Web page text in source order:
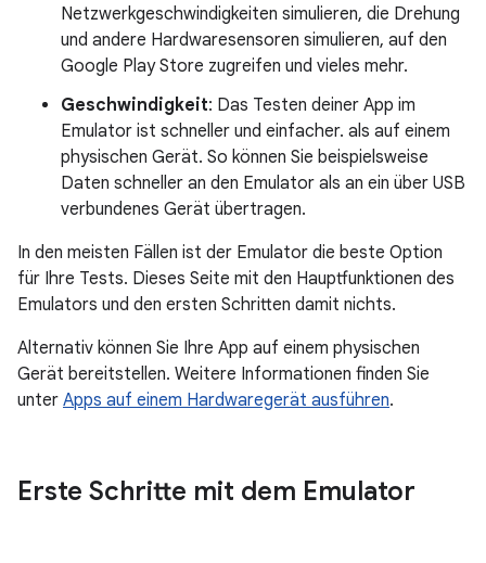
Netzwerkgeschwindigkeiten simulieren, die Drehung
und andere Hardwaresensoren simulieren, auf den
Google Play Store zugreifen und vieles mehr.
Geschwindigkeit: Das Testen deiner App im
Emulator ist schneller und einfacher. als auf einem
physischen Gerät. So können Sie beispielsweise
Daten schneller an den Emulator als an ein über USB
verbundenes Gerät übertragen.
In den meisten Fällen ist der Emulator die beste Option
für Ihre Tests. Dieses Seite mit den Hauptfunktionen des
Emulators und den ersten Schritten damit nichts.
Alternativ können Sie Ihre App auf einem physischen
Gerät bereitstellen. Weitere Informationen finden Sie
unter Apps auf einem Hardwaregerät ausführen.
Erste Schritte mit dem Emulator